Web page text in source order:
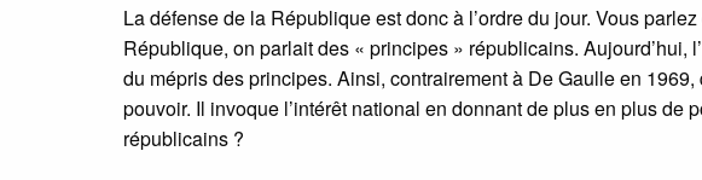
La défense de la République est donc à l’ordre du jour. Vous
République, on parlait des « principes » républicains. Aujourd’hui,
du mépris des principes. Ainsi, contrairement à De Gaulle en
pouvoir. Il invoque l’intérêt national en donnant de plus en plus de
républicains ?